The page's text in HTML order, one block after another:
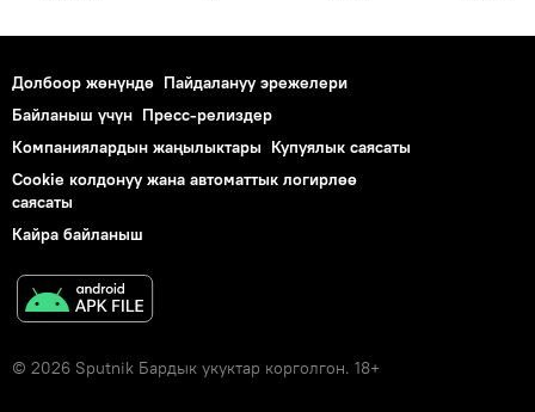
Долбоор жөнүндө Пайдалануу эрежелери
Байланыш үчүн Пресс-релиздер
Компаниялардын жаңылыктары Купуялык саясаты
Cookie колдонуу жана автоматтык логирлөө
саясаты
Кайра байланыш
© 2026 Sputnik Бардык укуктар корголгон. 18+